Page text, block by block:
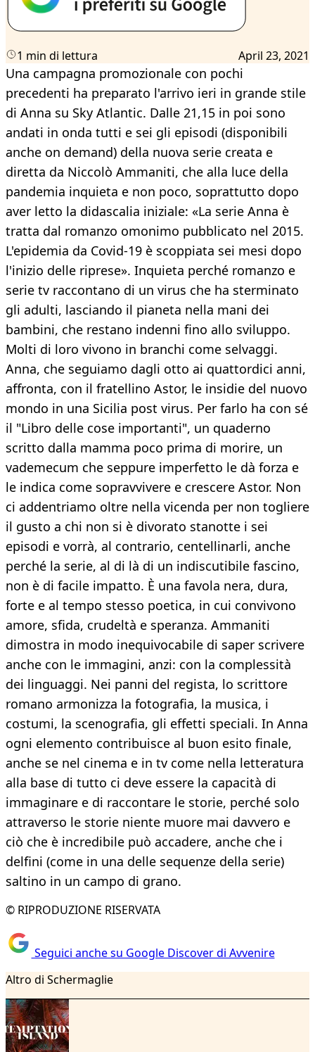
1 min di lettura April 23, 2021
Una campagna promozionale con pochi
precedenti ha preparato l'arrivo ieri in grande stile
di Anna su Sky Atlantic. Dalle 21,15 in poi sono
andati in onda tutti e sei gli episodi (disponibili
anche on demand) della nuova serie creata e
diretta da Niccolò Ammaniti, che alla luce della
pandemia inquieta e non poco, soprattutto dopo
aver letto la didascalia iniziale: «La serie Anna è
tratta dal romanzo omonimo pubblicato nel 2015.
L'epidemia da Covid-19 è scoppiata sei mesi dopo
l'inizio delle riprese». Inquieta perché romanzo e
serie tv raccontano di un virus che ha sterminato
gli adulti, lasciando il pianeta nella mani dei
bambini, che restano indenni fino allo sviluppo.
Molti di loro vivono in branchi come selvaggi.
Anna, che seguiamo dagli otto ai quattordici anni,
affronta, con il fratellino Astor, le insidie del nuovo
mondo in una Sicilia post virus. Per farlo ha con sé
il "Libro delle cose importanti", un quaderno
scritto dalla mamma poco prima di morire, un
vademecum che seppure imperfetto le dà forza e
le indica come sopravvivere e crescere Astor. Non
ci addentriamo oltre nella vicenda per non togliere
il gusto a chi non si è divorato stanotte i sei
episodi e vorrà, al contrario, centellinarli, anche
perché la serie, al di là di un indiscutibile fascino,
non è di facile impatto. È una favola nera, dura,
forte e al tempo stesso poetica, in cui convivono
amore, sfida, crudeltà e speranza. Ammaniti
dimostra in modo inequivocabile di saper scrivere
anche con le immagini, anzi: con la complessità
dei linguaggi. Nei panni del regista, lo scrittore
romano armonizza la fotografia, la musica, i
costumi, la scenografia, gli effetti speciali. In Anna
ogni elemento contribuisce al buon esito finale,
anche se nel cinema e in tv come nella letteratura
alla base di tutto ci deve essere la capacità di
immaginare e di raccontare le storie, perché solo
attraverso le storie niente muore mai davvero e
ciò che è incredibile può accadere, anche che i
delfini (come in una delle sequenze della serie)
saltino in un campo di grano.
© RIPRODUZIONE RISERVATA
Seguici anche su Google Discover di Avvenire
Altro di Schermaglie